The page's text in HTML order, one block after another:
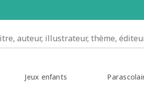
Jeux enfants